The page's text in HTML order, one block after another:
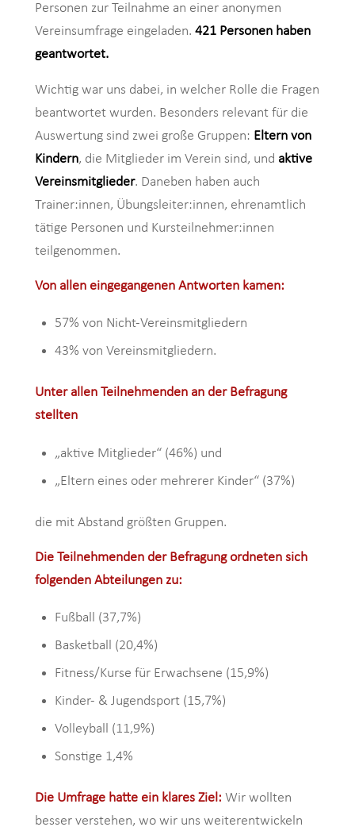
Personen zur Teilnahme an einer anonymen
Vereinsumfrage eingeladen. 421 Personen haben
geantwortet.
Wichtig war uns dabei, in welcher Rolle die Fragen
beantwortet wurden. Besonders relevant für die
Auswertung sind zwei große Gruppen: Eltern von
Kindern, die Mitglieder im Verein sind, und aktive
Vereinsmitglieder. Daneben haben auch
Trainer:innen, Übungsleiter:innen, ehrenamtlich
tätige Personen und Kursteilnehmer:innen
teilgenommen.
Von allen eingegangenen Antworten kamen:
57% von Nicht-Vereinsmitgliedern
43% von Vereinsmitgliedern.
Unter allen Teilnehmenden an der Befragung
stellten
„aktive Mitglieder“ (46%) und
„Eltern eines oder mehrerer Kinder“ (37%)
die mit Abstand größten Gruppen.
Die Teilnehmenden der Befragung ordneten sich
folgenden Abteilungen zu:
Fußball (37,7%)
Basketball (20,4%)
Fitness/Kurse für Erwachsene (15,9%)
Kinder- & Jugendsport (15,7%)
Volleyball (11,9%)
Sonstige 1,4%
Die Umfrage hatte ein klares Ziel: Wir wollten
besser verstehen, wo wir uns weiterentwickeln